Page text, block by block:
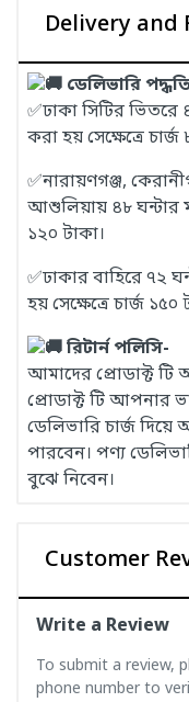
Delivery and
ডেলিভারি
✅ঢাকা সিটির ভিতরে
করা হয় সেক্ষেত্রে চার্জ
✅নারায়ণগঞ্জ,
আশুলিয়ায় ৪৮ ঘন্টার
১২০ টাকা।
✅ঢাকার বাহিরে ৭২
হয় সেক্ষেত্রে চার্জ ১৫০
রিটার্ন পলিসি-
আমাদের প্রোডাক্ট
প্রোডাক্ট টি আপনার
ডেলিভারি চার্জ দিয়ে
পারবেন। পণ্য
বুঝে নিবেন।
Customer
Write a Review
To submit a review,
phone number to